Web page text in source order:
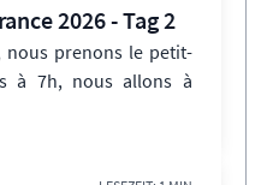
2026 - Tag 2
prenons le petit-
à 7h, nous allons à